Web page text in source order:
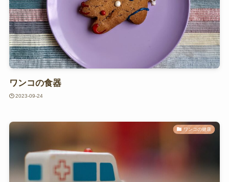
ワンコの食器
2023-09-24
ワンコの健康